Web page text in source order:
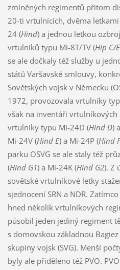
zmíněných regimentů přitom
20-ti vrtulnících, dvěma
24 (Hind) a jednou letkou
vrtulníků typu Mi-8T/TV (Hip C/E
se ale dočkaly též služby u
států Varšavské smlouvy,
Sovětských vojsk v Německu
1972, provozovala vrtulníky
však na inventáři vrtulníkových
vrtulníky typu Mi-24D (Hind D)
Mi-24V (Hind E) a Mi-24P (Hind F
parku OSVG se ale staly též
(Hind G1) a Mi-24K (Hind G2). Z
sovětské vrtulníkové letky
sjednocení SRN a NDR.
hned několik vrtulníkových
působil jeden jediný regiment
s domovskou základnou
skupiny vojsk (SVG). Menší
byly ale přiděleno též PVO.